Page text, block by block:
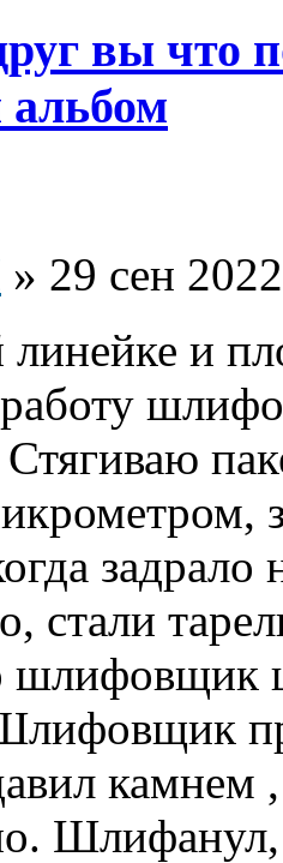
вы что
» 29 сен
линейке и
работу
стали
шлифовщик
камнем